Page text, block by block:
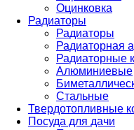
Оцинковка
Радиаторы
Радиаторы
Радиаторная
Радиаторные
Алюминиевые
Стальные
Твердотопливные
Посуда для дачи